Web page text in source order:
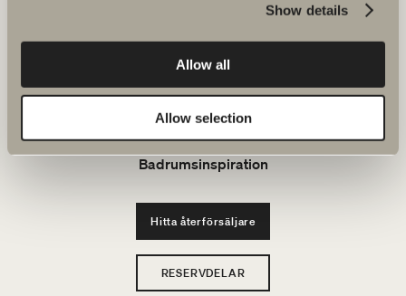
Show details
Allow all
Allow selection
Hållbarhet
Badrumsinspiration
Hitta återförsäljare
RESERVDELAR